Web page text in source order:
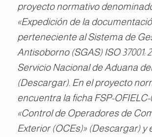
proyecto normativo
«Expedición de la
perteneciente al Sistema de
Antisoborno (SGAS) ISO 37001:
Servicio Nacional de Aduana
(Descargar). En el proyecto
encuentra la ficha FSP-OFIELC-
«Control de Operadores de
Exterior (OCEs)» (Descargar) y